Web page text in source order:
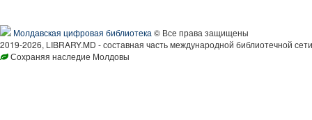
Молдавская цифровая библиотека © Все права защищены
2019-2026, LIBRARY.MD - составная часть международной библиотечной
Сохраняя наследие Молдовы